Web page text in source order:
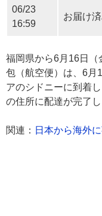
06/23
16:59
お届け
福岡県から6月16日
包（航空便）は、6月
アのシドニーに到着
の住所に配達が完了し
関連： 日本から海外